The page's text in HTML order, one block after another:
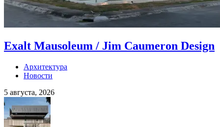
Exalt Mausoleum / Jim Caumeron Design
Архитектура
Новости
5 августа, 2026